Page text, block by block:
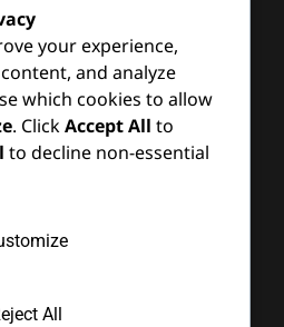
your experience,
and analyze
which cookies to allow
. ClickAccept All to
to decline non-essential
All